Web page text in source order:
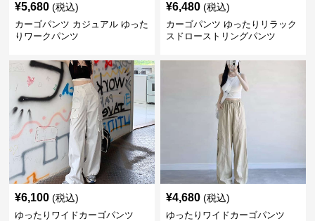
¥5,680 (税込)
カーゴパンツ カジュアル ゆった
りワークパンツ
¥6,480 (税込)
カーゴパンツ ゆったりリラック
スドローストリングパンツ
¥6,100 (税込)
ゆったりワイドカーゴパンツ
¥4,680 (税込)
ゆったりワイドカーゴパンツ